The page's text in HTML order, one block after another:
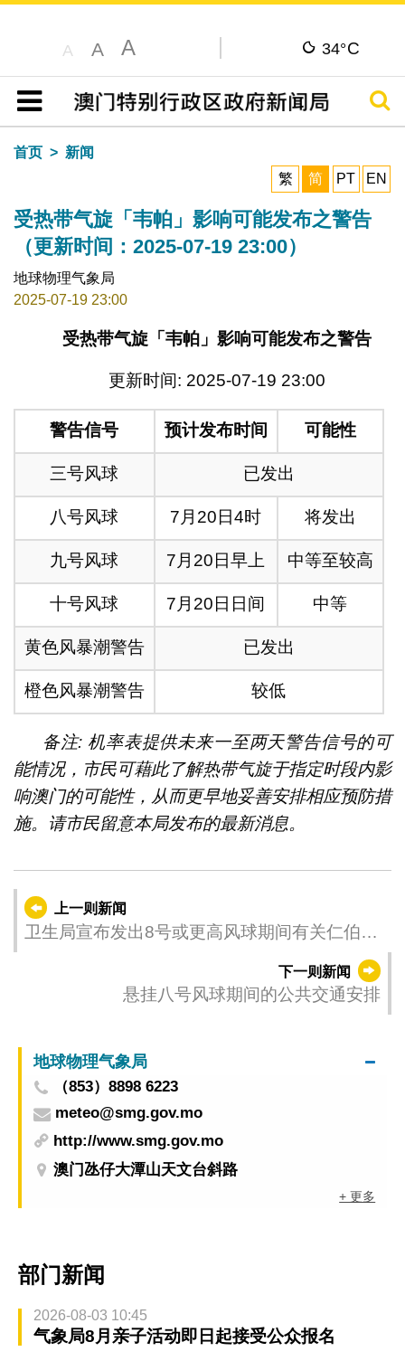
A A A 34°C
目录
搜寻
首页
新闻
繁
简 PT EN
受热带气旋「韦帕」影响可能发布之警告
（更新时间：2025-07-19 23:00）
地球物理气象局
2025-07-19 23:00
受热带气旋「韦帕」影响可能发布之警告
更新时间: 2025-07-19 23:00
警告信号 预计发布时间 可能性
三号风球 已发出
八号风球 7月20日4时 将发出
九号风球 7月20日早上 中等至较高
十号风球 7月20日日间 中等
黄色风暴潮警告 已发出
橙色风暴潮警告 较低
备注: 机率表提供未来一至两天警告信号的可
能情况，市民可藉此了解热带气旋于指定时段内影
响澳门的可能性，从而更早地妥善安排相应预防措
施。请市民留意本局发布的最新消息。
上一则新闻
卫生局宣布发出8号或更高风球期间有关仁伯爵
下一则新闻
悬挂八号风球期间的公共交通安排
地球物理气象局
（853）8898 6223
meteo@smg.gov.mo
http://www.smg.gov.mo
澳门氹仔大潭山天文台斜路
+ 更多
部门新闻
2026-08-03 10:45
气象局8月亲子活动即日起接受公众报名